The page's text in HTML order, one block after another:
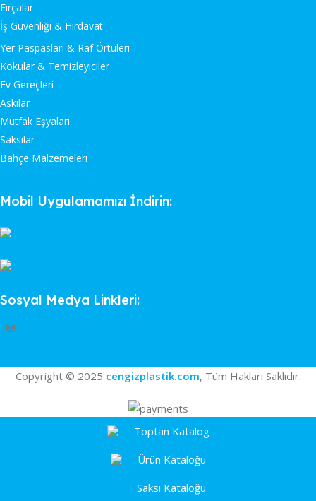
Fırçalar
İş Güvenliği & Hırdavat
Yer Paspasları & Raf Örtüleri
Kokular & Temizleyiciler
Ev Gereçleri
Askılar
Mutfak Eşyaları
Saksılar
Bahçe Malzemeleri
Mobil Uygulamamızı İndirin:
Sosyal Medya Linkleri:
Copyright © 2025 cengizplastik.com, Tüm Hakları Saklıdır.
Toptan Katalog
Ürün Kataloğu
Saksı Kataloğu